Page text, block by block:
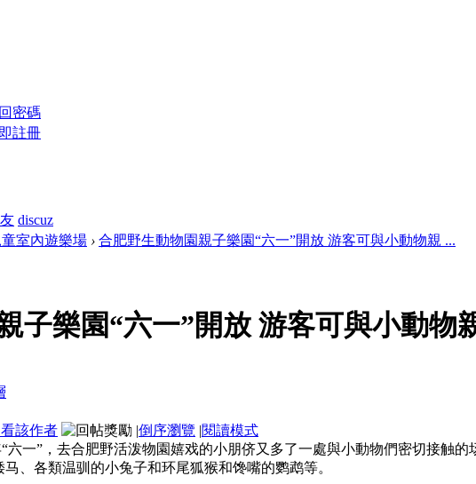
密碼
註冊
discuz
童室內遊樂場 › 合肥野生動物園親子樂園“六一”開放 游客可與小動物親 ...
子樂園“六一”開放 游客可與小動物
該作者 |倒序瀏覽 |閱讀模式
六一”，去合肥野活泼物園嬉戏的小朋侪又多了一處與小動物們密切接
、各類温驯的小兔子和环尾狐猴和馋嘴的鹦鹉等。